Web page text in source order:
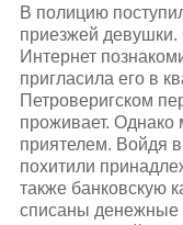
В полицию
приезжей девушки.
Интернет
пригласила его в
Петроверигском
проживает.
приятелем. Войдя в
похитили
также банковскую
списаны денежные